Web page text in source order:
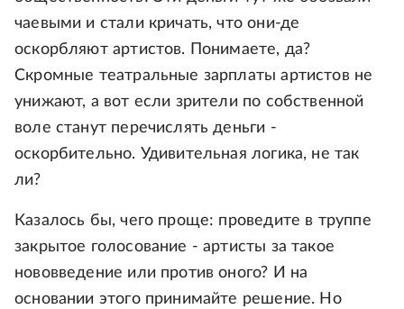
чаевыми и стали кричать, что они-де
оскорбляют артистов. Понимаете, да?
Скромные театральные зарплаты артистов не
унижают, а вот если зрители по собственной
воле станут перечислять деньги -
оскорбительно. Удивительная логика, не так
ли?
Казалось бы, чего проще: проведите в труппе
закрытое голосование - артисты за такое
нововведение или против оного? И на
основании этого принимайте решение. Но